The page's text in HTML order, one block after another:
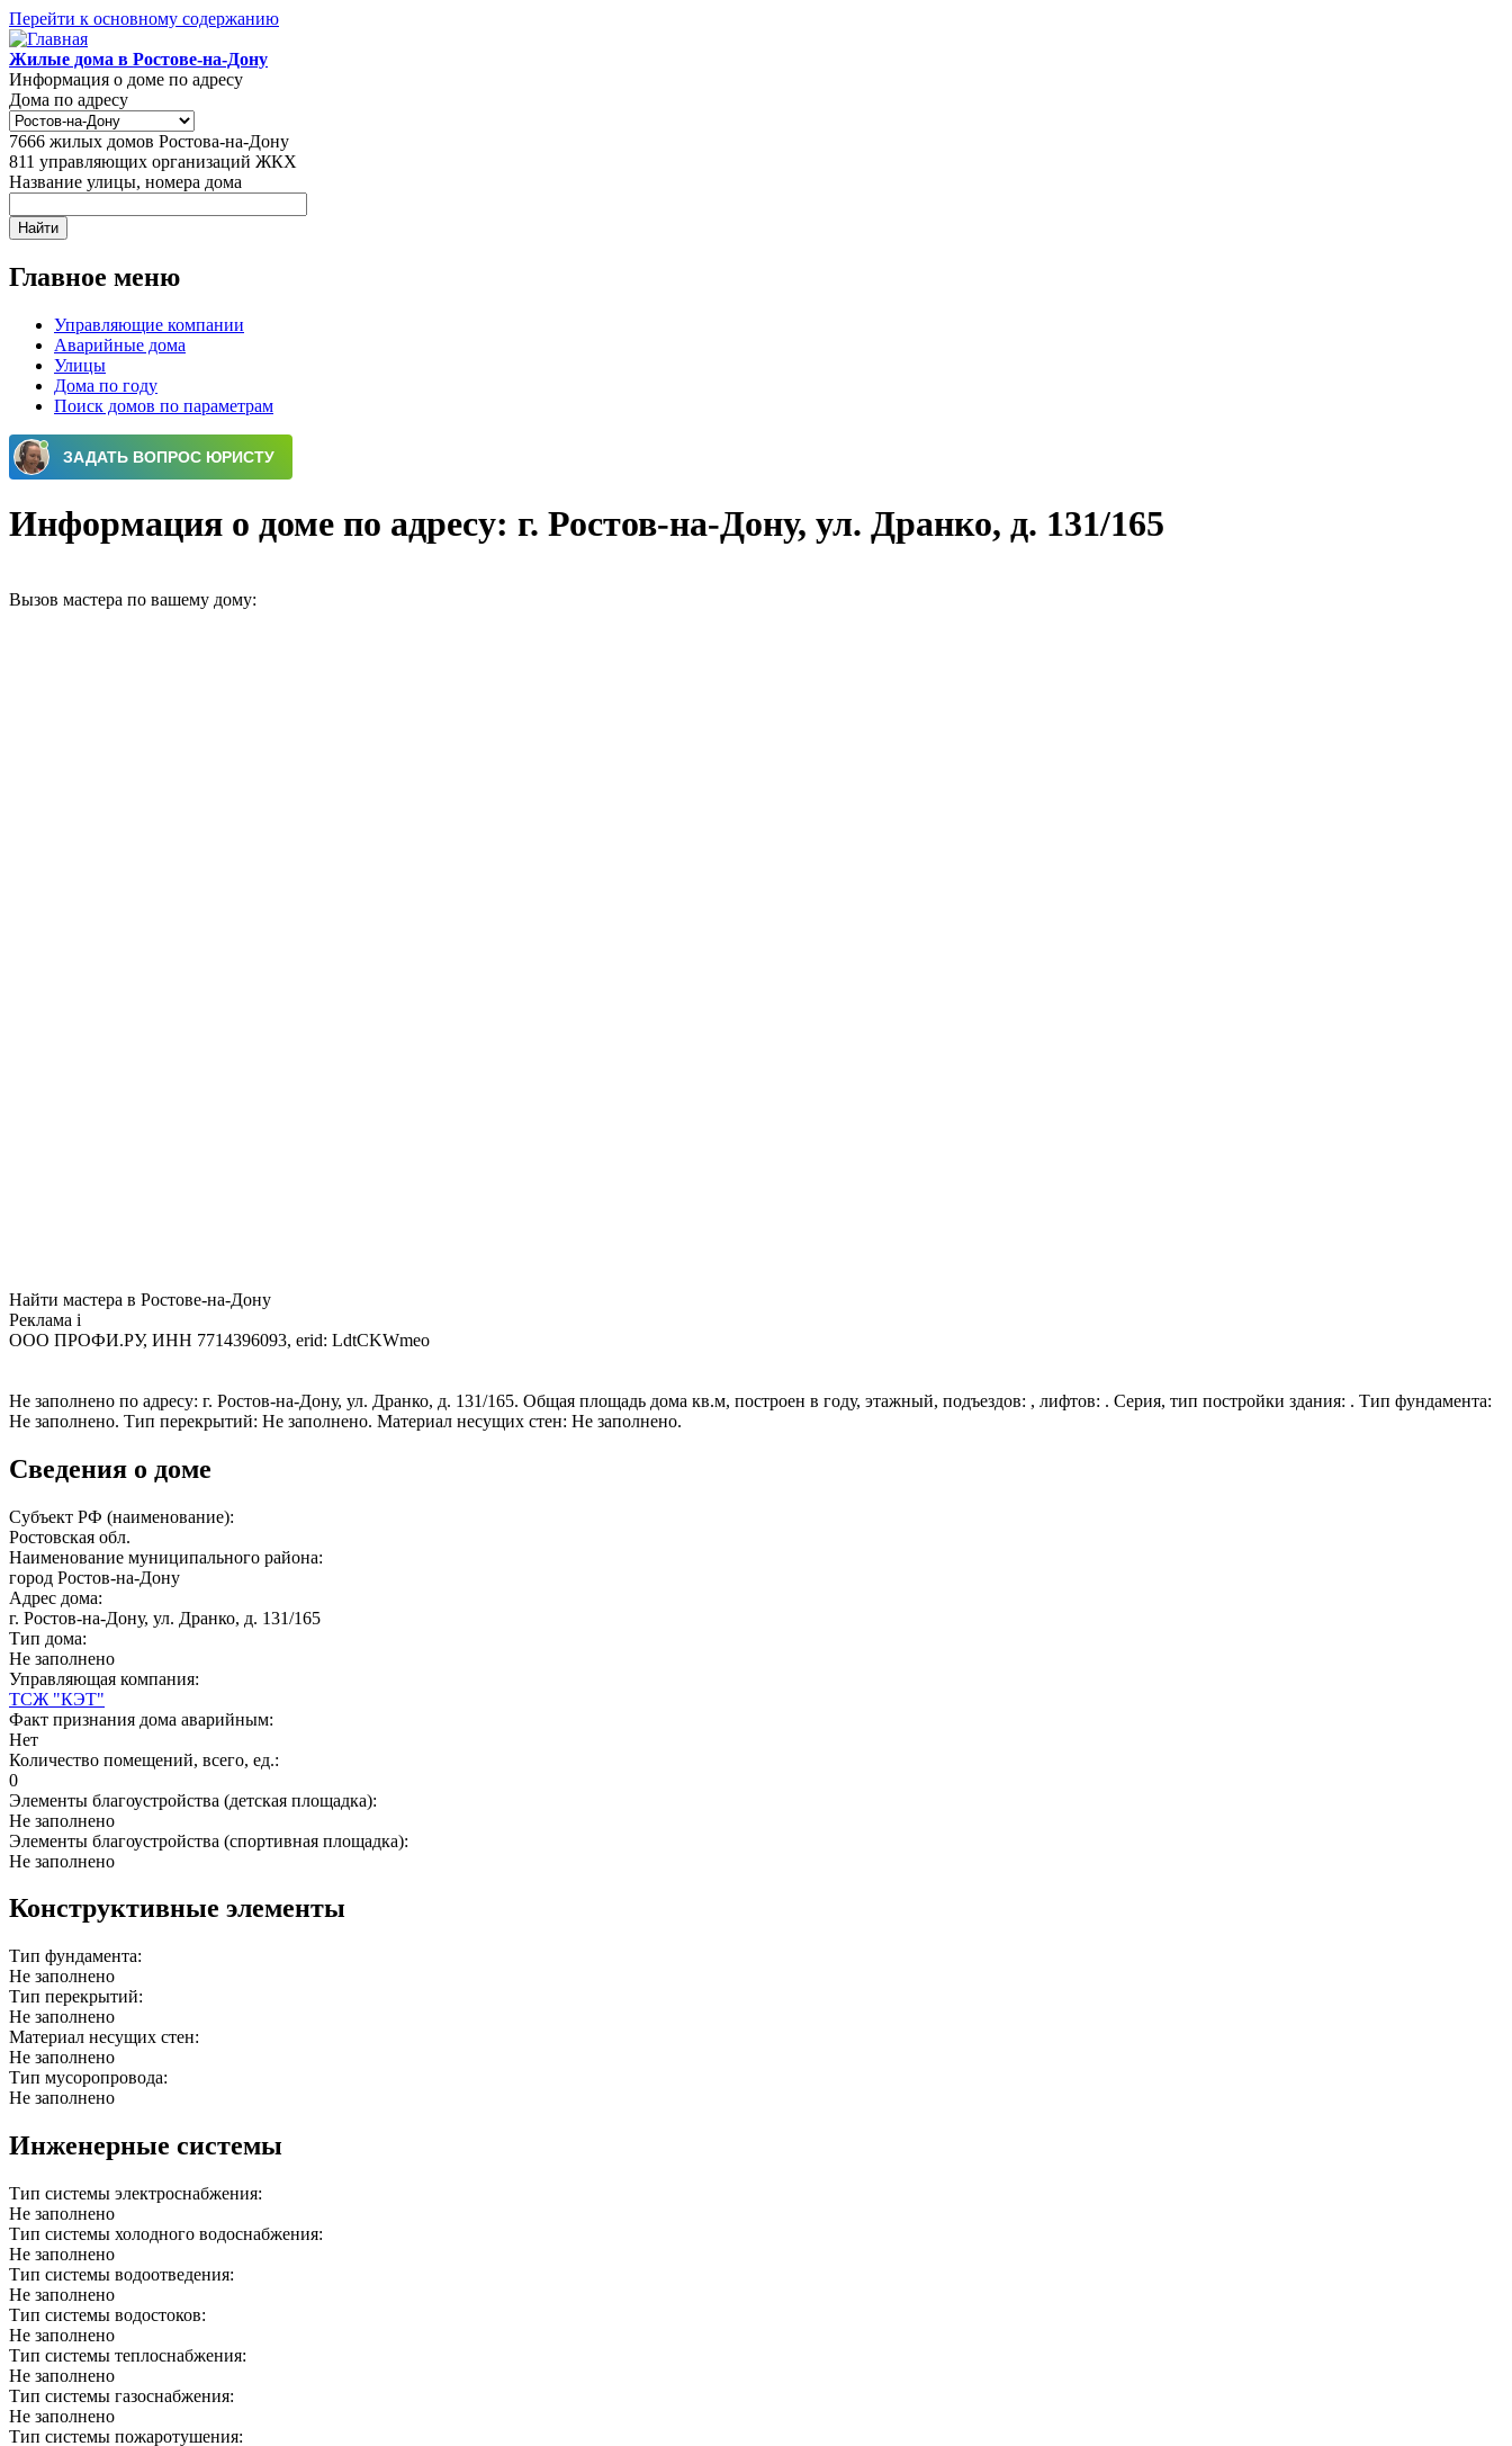
Перейти к основному содержанию
Жилые дома в Ростове-на-Дону
Информация о доме по адресу
Дома по адресу
7666 жилых домов Ростова-на-Дону
811 управляющих организаций ЖКХ
Название улицы, номера дома
Главное меню
Управляющие компании
Аварийные дома
Улицы
Дома по году
Поиск домов по параметрам
Информация о доме по адресу: г. Ростов-на-Дону, ул. Дранко, д. 131/165
Вызов мастера по вашему дому:
Найти мастера в Ростове-на-Дону
Реклама i
ООО ПРОФИ.РУ, ИНН 7714396093, erid: LdtCKWmeo
Не заполнено по адресу: г. Ростов-на-Дону, ул. Дранко, д. 131/165. Общая площадь дома кв.м, построен в году, этажный, подъездов: , лифтов: . Серия, тип постройки здания: . Тип фундамента:
Не заполнено. Тип перекрытий: Не заполнено. Материал несущих стен: Не заполнено.
Сведения о доме
Субъект РФ (наименование):
Ростовская обл.
Наименование муниципального района:
город Ростов-на-Дону
Адрес дома:
г. Ростов-на-Дону, ул. Дранко, д. 131/165
Тип дома:
Не заполнено
Управляющая компания:
ТСЖ "КЭТ"
Факт признания дома аварийным:
Нет
Количество помещений, всего, ед.:
0
Элементы благоустройства (детская площадка):
Не заполнено
Элементы благоустройства (спортивная площадка):
Не заполнено
Конструктивные элементы
Тип фундамента:
Не заполнено
Тип перекрытий:
Не заполнено
Материал несущих стен:
Не заполнено
Тип мусоропровода:
Не заполнено
Инженерные системы
Тип системы электроснабжения:
Не заполнено
Тип системы холодного водоснабжения:
Не заполнено
Тип системы водоотведения:
Не заполнено
Тип системы водостоков:
Не заполнено
Тип системы теплоснабжения:
Не заполнено
Тип системы газоснабжения:
Не заполнено
Тип системы пожаротушения: